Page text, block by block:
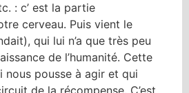
: c’ est la partie
cerveau. Puis vient le
qui lui n’a que très peu
de l’humanité. Cette
nous pousse à agir et qui